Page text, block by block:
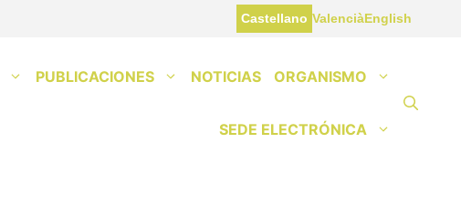
Castellano ValenciàEnglish
PUBLICACIONES NOTICIAS ORGANISMO
SEDE ELECTRÓNICA